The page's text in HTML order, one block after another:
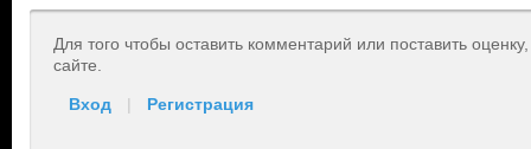
Для того чтобы оставить комментарий или поставить
сайте.
Вход | Регистрация